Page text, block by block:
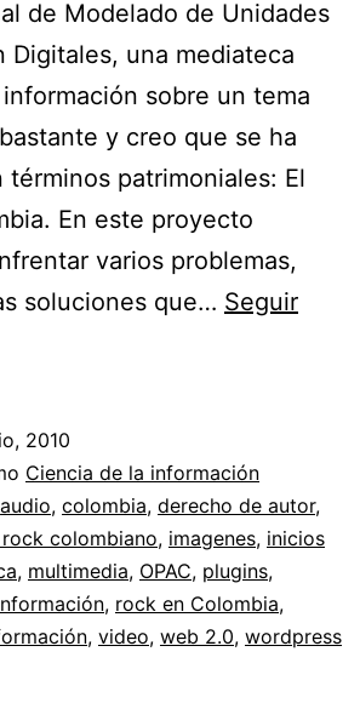
de Modelado de Unidades
Digitales, una mediateca
sobre un tema
y creo que se ha
términos patrimoniales: El
En este proyecto
varios problemas,
soluciones que… Seguir
2010
Ciencia de la información
audio, colombia, derecho de autor,
colombiano, imagenes, inicios
, multimedia, OPAC, plugins,
, rock en Colombia,
, video, web 2.0, wordpress